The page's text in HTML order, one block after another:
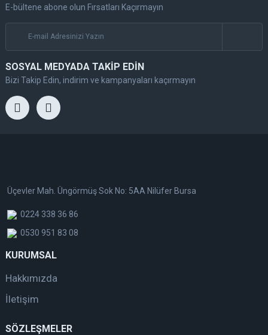
E-bültene abone olun Fırsatları Kaçırmayın
SOSYAL MEDYADA TAKİP EDİN
Bizi Takip Edin, indirim ve kampanyaları kaçırmayın
Üçevler Mah. Üngörmüş Sok No: 5AA Nilüfer Bursa
0224 338 36 86
0530 951 83 08
KURUMSAL
Hakkımızda
İletişim
SÖZLEŞMELER